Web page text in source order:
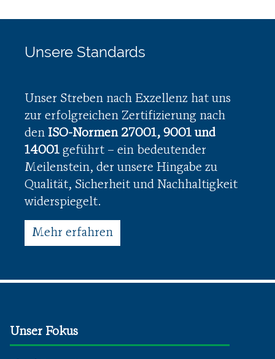
Unsere Standards
Unser Streben nach Exzellenz hat uns
zur erfolgreichen Zertifizierung nach
den ISO-Normen 27001, 9001 und
14001 geführt – ein bedeutender
Meilenstein, der unsere Hingabe zu
Qualität, Sicherheit und Nachhaltigkeit
widerspiegelt.
Mehr erfahren
Unser Fokus